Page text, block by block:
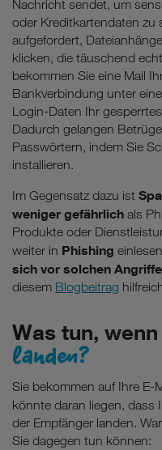
Nachricht sendet, um
oder Kreditkartendaten zu
aufgefordert,
klicken, die täuschend
bekommen Sie eine Mail
Bankverbindung unter
Login-Daten Ihr
Dadurch gelangen
Passwörtern, indem Sie
installieren.
Im Gegensatz dazu ist
weniger gefährlich als
Produkte oder
weiter in Phishing
sich vor solchen
diesem Blogbeitrag
Was tun,
landen?
Sie bekommen auf Ihre E-
könnte daran liegen, dass
der Empfänger landen.
Sie dagegen tun können: